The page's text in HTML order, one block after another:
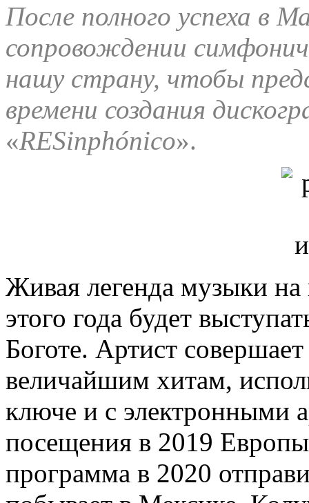
После полного успеха в
сопровождении
нашу страну, чтобы
времени создания
«RESinphónico».
Живая легенда музыки на
этого года будет
Боготе. Артист
величайшим хитам,
ключе и с электронными
посещения в 2019
программа в 2020